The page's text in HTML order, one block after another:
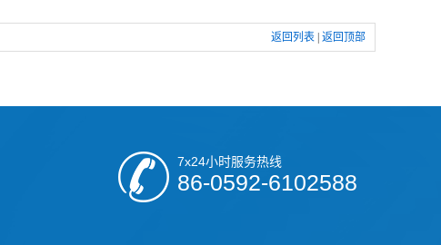
返回列表 | 返回顶部
7x24小时服务热线
86-0592-6102588